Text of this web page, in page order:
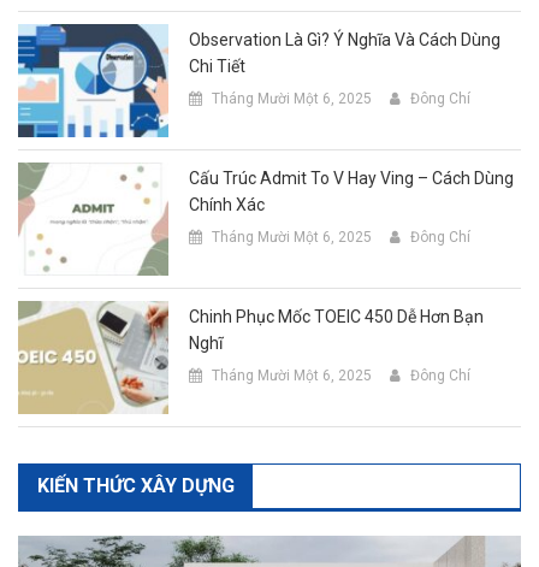
Observation Là Gì? Ý Nghĩa Và Cách Dùng
Chi Tiết
Tháng Mười Một 6, 2025 Đông Chí
Cấu Trúc Admit To V Hay Ving – Cách Dùng
Chính Xác
Tháng Mười Một 6, 2025 Đông Chí
Chinh Phục Mốc TOEIC 450 Dễ Hơn Bạn
Nghĩ
Tháng Mười Một 6, 2025 Đông Chí
KIẾN THỨC XÂY DỰNG